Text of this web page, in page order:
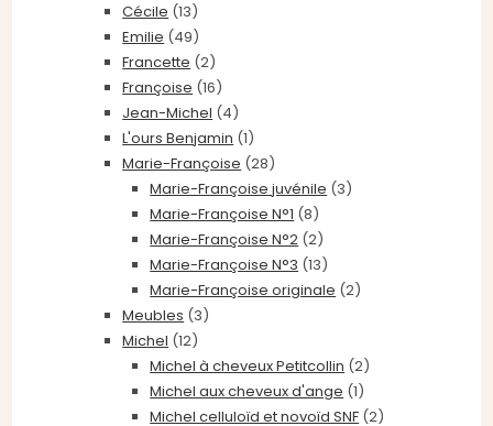
Cécile (13)
Emilie (49)
Francette (2)
Françoise (16)
Jean-Michel (4)
L'ours Benjamin (1)
Marie-Françoise (28)
Marie-Françoise juvénile (3)
Marie-Françoise N°1 (8)
Marie-Françoise N°2 (2)
Marie-Françoise N°3 (13)
Marie-Françoise originale (2)
Meubles (3)
Michel (12)
Michel à cheveux Petitcollin (2)
Michel aux cheveux d'ange (1)
Michel celluloïd et novoïd SNF (2)